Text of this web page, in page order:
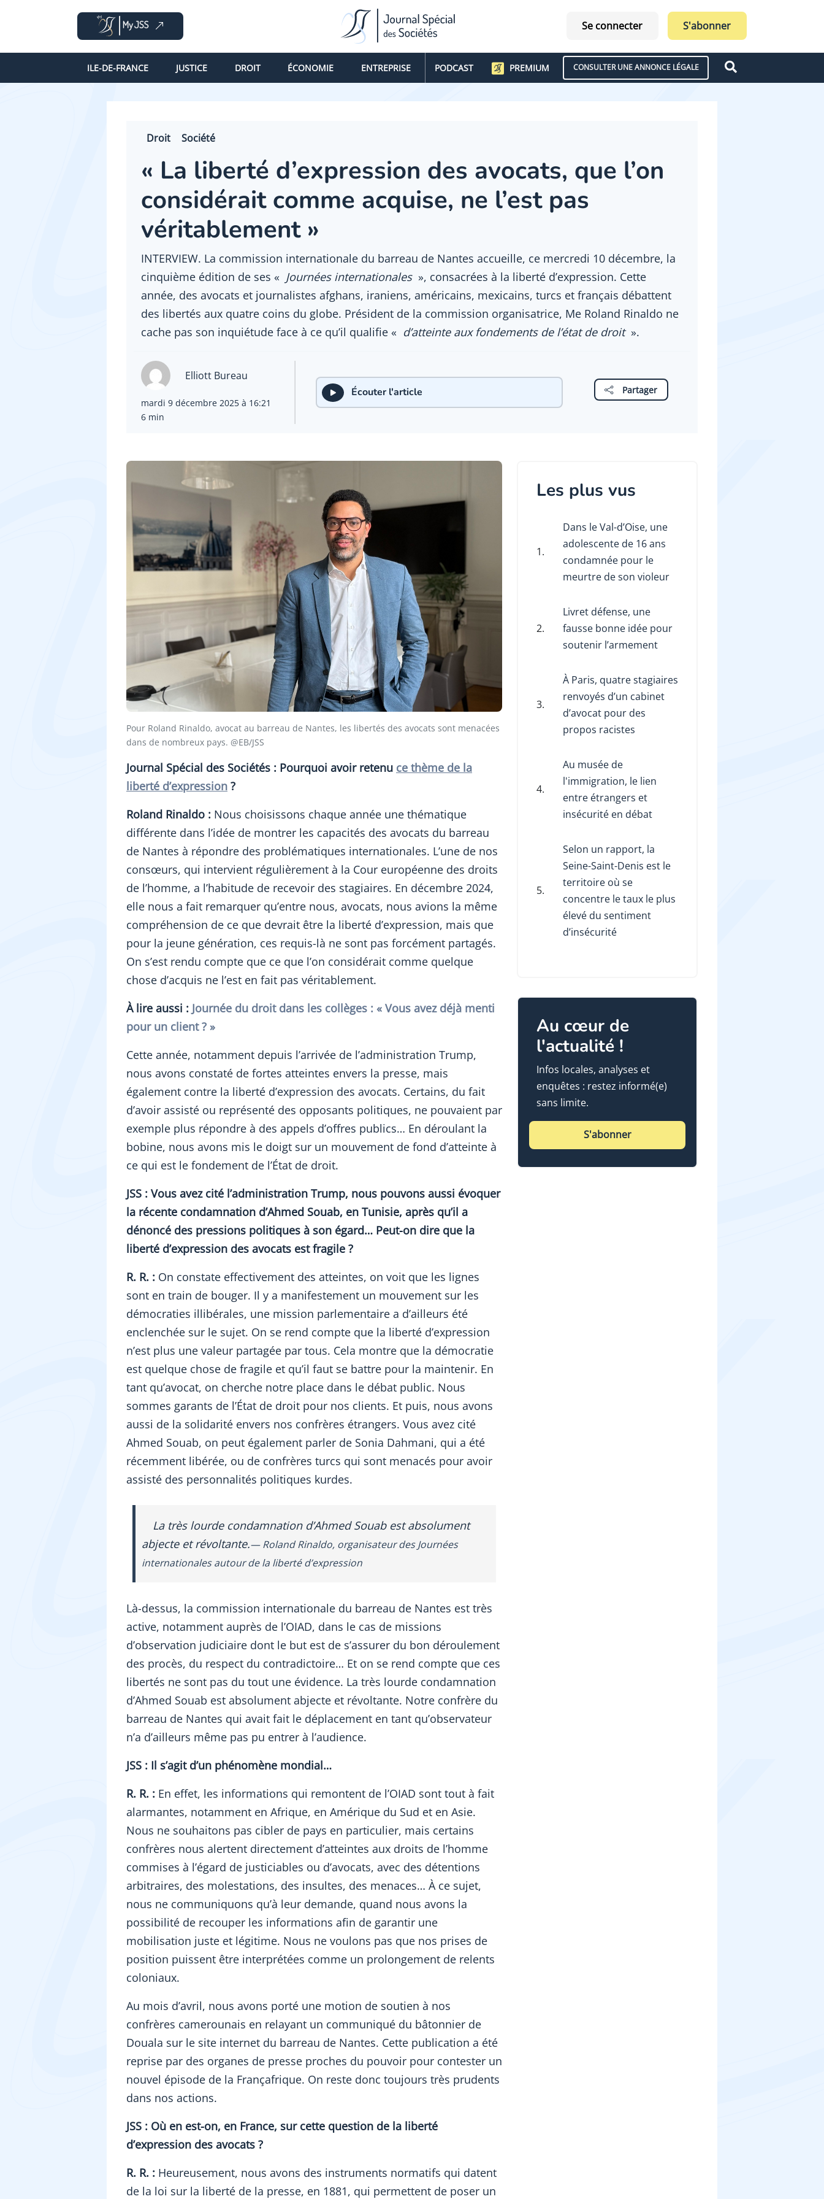
Se connecter S'abonner
ILE-DE-FRANCE JUSTICE DROIT ÉCONOMIE ENTREPRISE PODCAST PREMIUM CONSULTER UNE ANNONCE LÉGALE
Droit Société
« La liberté d’expression des avocats, que l’on
considérait comme acquise, ne l’est pas
véritablement »
INTERVIEW. La commission internationale du barreau de Nantes accueille, ce mercredi 10 décembre, la
cinquième édition de ses « Journées internationales », consacrées à la liberté d’expression. Cette
année, des avocats et journalistes afghans, iraniens, américains, mexicains, turcs et français débattent
des libertés aux quatre coins du globe. Président de la commission organisatrice, Me Roland Rinaldo ne
cache pas son inquiétude face à ce qu’il qualifie « d’atteinte aux fondements de l’état de droit ».
Elliott Bureau
mardi 9 décembre 2025 à 16:21
6 min
Écouter l'article Partager
Pour Roland Rinaldo, avocat au barreau de Nantes, les libertés des avocats sont menacées
dans de nombreux pays. @EB/JSS
Journal Spécial des Sociétés : Pourquoi avoir retenu ce thème de la
liberté d’expression ?
Roland Rinaldo : Nous choisissons chaque année une thématique
différente dans l’idée de montrer les capacités des avocats du barreau
de Nantes à répondre des problématiques internationales. L’une de nos
consœurs, qui intervient régulièrement à la Cour européenne des droits
de l’homme, a l’habitude de recevoir des stagiaires. En décembre 2024,
elle nous a fait remarquer qu’entre nous, avocats, nous avions la même
compréhension de ce que devrait être la liberté d’expression, mais que
pour la jeune génération, ces requis-là ne sont pas forcément partagés.
On s’est rendu compte que ce que l’on considérait comme quelque
chose d’acquis ne l’est en fait pas véritablement.
À lire aussi : Journée du droit dans les collèges : « Vous avez déjà menti
pour un client ? »
Cette année, notamment depuis l’arrivée de l’administration Trump,
nous avons constaté de fortes atteintes envers la presse, mais
également contre la liberté d’expression des avocats. Certains, du fait
d’avoir assisté ou représenté des opposants politiques, ne pouvaient par
exemple plus répondre à des appels d’offres publics… En déroulant la
bobine, nous avons mis le doigt sur un mouvement de fond d’atteinte à
ce qui est le fondement de l’État de droit.
JSS : Vous avez cité l’administration Trump, nous pouvons aussi évoquer
la récente condamnation d’Ahmed Souab, en Tunisie, après qu’il a
dénoncé des pressions politiques à son égard… Peut-on dire que la
liberté d’expression des avocats est fragile ?
R. R. : On constate effectivement des atteintes, on voit que les lignes
sont en train de bouger. Il y a manifestement un mouvement sur les
démocraties illibérales, une mission parlementaire a d’ailleurs été
enclenchée sur le sujet. On se rend compte que la liberté d’expression
n’est plus une valeur partagée par tous. Cela montre que la démocratie
est quelque chose de fragile et qu’il faut se battre pour la maintenir. En
tant qu’avocat, on cherche notre place dans le débat public. Nous
sommes garants de l’État de droit pour nos clients. Et puis, nous avons
aussi de la solidarité envers nos confrères étrangers. Vous avez cité
Ahmed Souab, on peut également parler de Sonia Dahmani, qui a été
récemment libérée, ou de confrères turcs qui sont menacés pour avoir
assisté des personnalités politiques kurdes.
La très lourde condamnation d’Ahmed Souab est absolument
abjecte et révoltante.
Roland Rinaldo, organisateur des Journées
internationales autour de la liberté d’expression
Là-dessus, la commission internationale du barreau de Nantes est très
active, notamment auprès de l’OIAD, dans le cas de missions
d’observation judiciaire dont le but est de s’assurer du bon déroulement
des procès, du respect du contradictoire… Et on se rend compte que ces
libertés ne sont pas du tout une évidence. La très lourde condamnation
d’Ahmed Souab est absolument abjecte et révoltante. Notre confrère du
barreau de Nantes qui avait fait le déplacement en tant qu’observateur
n’a d’ailleurs même pas pu entrer à l’audience.
JSS : Il s’agit d’un phénomène mondial…
R. R. : En effet, les informations qui remontent de l’OIAD sont tout à fait
alarmantes, notamment en Afrique, en Amérique du Sud et en Asie.
Nous ne souhaitons pas cibler de pays en particulier, mais certains
confrères nous alertent directement d’atteintes aux droits de l’homme
commises à l’égard de justiciables ou d’avocats, avec des détentions
arbitraires, des molestations, des insultes, des menaces… À ce sujet,
nous ne communiquons qu’à leur demande, quand nous avons la
possibilité de recouper les informations afin de garantir une
mobilisation juste et légitime. Nous ne voulons pas que nos prises de
position puissent être interprétées comme un prolongement de relents
coloniaux.
Au mois d’avril, nous avons porté une motion de soutien à nos
confrères camerounais en relayant un communiqué du bâtonnier de
Douala sur le site internet du barreau de Nantes. Cette publication a été
reprise par des organes de presse proches du pouvoir pour contester un
nouvel épisode de la Françafrique. On reste donc toujours très prudents
dans nos actions.
JSS : Où en est-on, en France, sur cette question de la liberté
d’expression des avocats ?
R. R. : Heureusement, nous avons des instruments normatifs qui datent
de la loi sur la liberté de la presse, en 1881, qui permettent de poser un
Les plus vus
1.
Dans le Val-d’Oise, une
adolescente de 16 ans
condamnée pour le
meurtre de son violeur
2.
Livret défense, une
fausse bonne idée pour
soutenir l’armement
3.
À Paris, quatre stagiaires
renvoyés d’un cabinet
d’avocat pour des
propos racistes
4.
Au musée de
l'immigration, le lien
entre étrangers et
insécurité en débat
5.
Selon un rapport, la
Seine-Saint-Denis est le
territoire où se
concentre le taux le plus
élevé du sentiment
d’insécurité
Au cœur de
l'actualité !
Infos locales, analyses et
enquêtes : restez informé(e)
sans limite.
S'abonner